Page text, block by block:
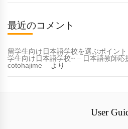
最近のコメント
留学生向け日本語学校を選ぶポイント
学生向け日本語学校~ – 日本語教師応
cotohajime
より
User